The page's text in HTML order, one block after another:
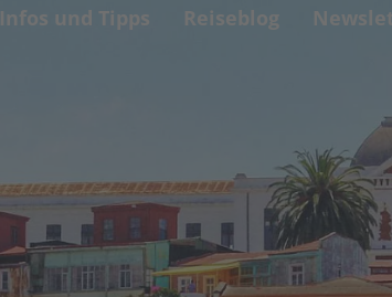
Infos und Tipps Reiseblog